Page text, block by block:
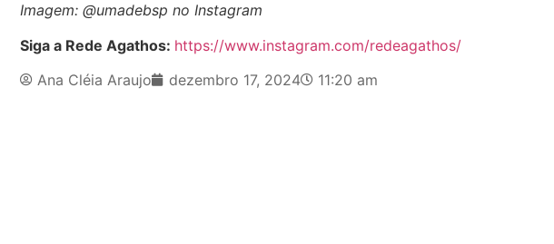
Imagem: @umadebsp no Instagram
Siga a Rede Agathos: https://www.instagram.com/redeagathos/
Ana Cléia Araujo
dezembro 17, 2024 11:20 am